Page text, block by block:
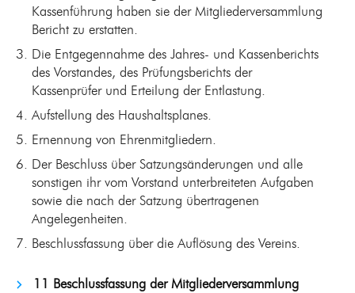
Kassenführung haben sie der Mitgliederversammlung
Bericht zu erstatten.
Die Entgegennahme des Jahres- und Kassenberichts
des Vorstandes, des Prüfungsberichts der
Kassenprüfer und Erteilung der Entlastung.
Aufstellung des Haushaltsplanes.
Ernennung von Ehrenmitgliedern.
Der Beschluss über Satzungsänderungen und alle
sonstigen ihr vom Vorstand unterbreiteten Aufgaben
sowie die nach der Satzung übertragenen
Angelegenheiten.
Beschlussfassung über die Auflösung des Vereins.
11 Beschlussfassung der Mitgliederversammlung